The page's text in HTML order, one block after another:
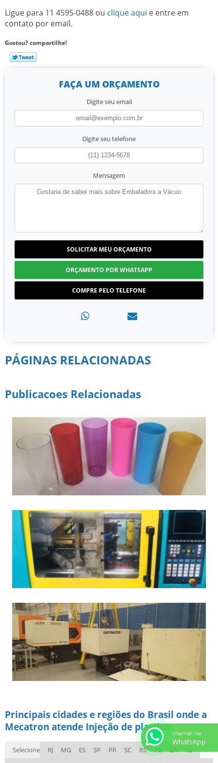
Ligue para 11 4595-0488 ou clique aqui e entre em
contato por email.
Gostou? compartilhe!
FAÇA UM ORÇAMENTO
Digite seu email
Digite seu telefone
Mensagem
SOLICITAR MEU ORÇAMENTO
ORÇAMENTO POR WHATSAPP
COMPRE PELO TELEFONE
PÁGINAS RELACIONADAS
Publicacoes Relacionadas
Principais cidades e regiões do Brasil onde a
Mecatron atende Injeção de plastico:
Selecione RJ MG ES SP PR SC RS PE BA
CE
chamar no
WhatsApp